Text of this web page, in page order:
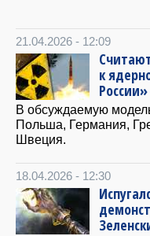
21.04.2026 - 12:09
к
В обсуждаемую
Польша, Германия,
Швеция.
18.04.2026 - 12:30